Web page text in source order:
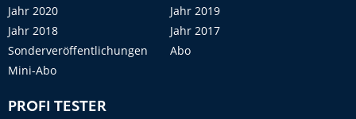
Jahr 2020
Jahr 2019
Jahr 2018
Jahr 2017
Sonderveröffentlichungen
Abo
Mini-Abo
PROFI TESTER